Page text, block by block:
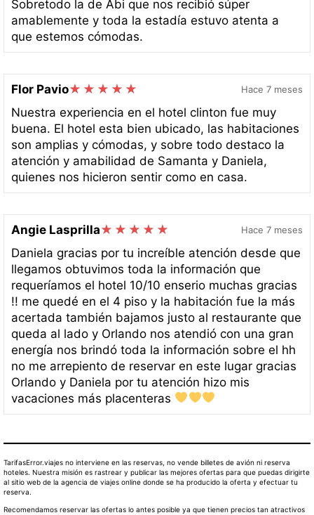
Sobretodo la de Abi que nos recibió súper
amablemente y toda la estadía estuvo atenta a
que estemos cómodas.
Flor Pavio Hace 7 meses
Nuestra experiencia en el hotel clinton fue muy
buena. El hotel esta bien ubicado, las habitaciones
son amplias y cómodas, y sobre todo destaco la
atención y amabilidad de Samanta y Daniela,
quienes nos hicieron sentir como en casa.
Angie Lasprilla Hace 7 meses
Daniela gracias por tu increíble atención desde que
llegamos obtuvimos toda la información que
requeríamos el hotel 10/10 enserio muchas gracias
!! me quedé en el 4 piso y la habitación fue la más
acertada también bajamos justo al restaurante que
queda al lado y Orlando nos atendió con una gran
energía nos brindó toda la información sobre el hh
no me arrepiento de reservar en este lugar gracias
Orlando y Daniela por tu atención hizo mis
vacaciones más placenteras
TarifasError.viajes no interviene en las reservas, no vende billetes de avión ni reserva
hoteles. Nuestra misión es rastrear y publicar las mejores ofertas para que puedas dirigirte
al sitio web de la agencia de viajes online donde se ha producido la oferta y efectuar tu
reserva.
Recomendamos reservar las ofertas lo antes posible ya que tienen precios tan atractivos